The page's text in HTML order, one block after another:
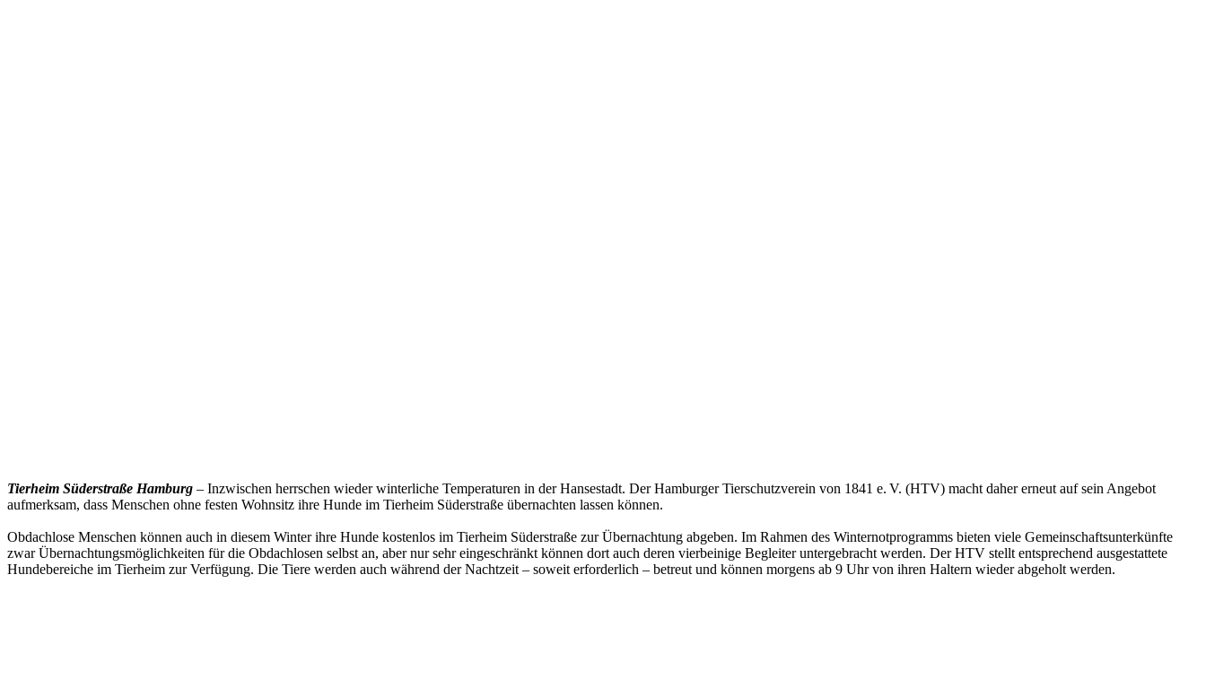
Tierheim Süderstraße Hamburg – Inzwischen herrschen wieder winterliche Temperaturen in der Hansestadt. Der Hamburger Tierschutzverein von 1841 e. V. (HTV) macht daher erneut auf sein Angebot
aufmerksam, dass Menschen ohne festen Wohnsitz ihre Hunde im Tierheim Süderstraße übernachten lassen können.
Obdachlose Menschen können auch in diesem Winter ihre Hunde kostenlos im Tierheim Süderstraße zur Übernachtung abgeben. Im Rahmen des Winternotprogramms bieten viele Gemeinschaftsunterkünfte
zwar Übernachtungsmöglichkeiten für die Obdachlosen selbst an, aber nur sehr eingeschränkt können dort auch deren vierbeinige Begleiter untergebracht werden. Der HTV stellt entsprechend ausgestattete
Hundebereiche im Tierheim zur Verfügung. Die Tiere werden auch während der Nachtzeit – soweit erforderlich – betreut und können morgens ab 9 Uhr von ihren Haltern wieder abgeholt werden.